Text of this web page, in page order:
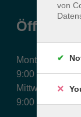
Montag,
9:00 bis 17:00
Mittwoch und
9:00 bis 12:30
von